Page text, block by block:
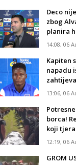
Deco
zbog
planira
14:08, 06
Kapiten
napadu
13:06, 06
borca!
koji tjera
12:19, 06
GROM